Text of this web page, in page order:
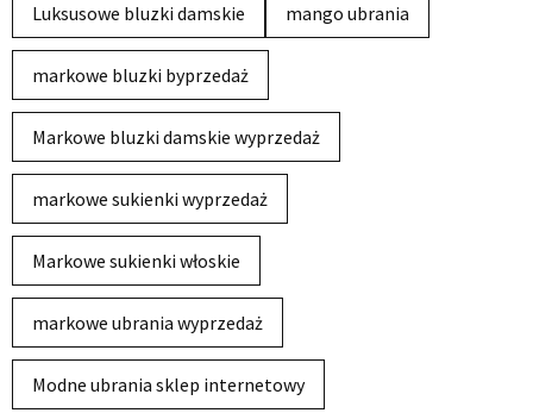
Luksusowe bluzki damskie mango ubrania
markowe bluzki byprzedaż
Markowe bluzki damskie wyprzedaż
markowe sukienki wyprzedaż
Markowe sukienki włoskie
markowe ubrania wyprzedaż
Modne ubrania sklep internetowy